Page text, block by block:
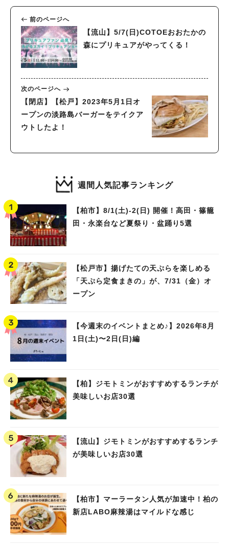
前のページへ
【流山】5/7(日)COTOEおおたかの
森にプリキュアがやってくる！
次のページへ
【閉店】【松戸】2023年5月1日オ
ープンの淡路島バーガーをテイクア
ウトしたよ！
週間人気記事ランキング
【柏市】8/1(土)‐2(日) 開催！高田・篠籠
田・永楽台など夏祭り・盆踊り5選
【松戸市】揚げたての天ぷらを楽しめる
「天ぷら定食まきの」が、7/31（金）オ
ープン
【今週末のイベントまとめ♪】2026年8月
1日(土)〜2日(日)編
【柏】ジモトミンがおすすめするランチが
美味しいお店30選
【流山】ジモトミンがおすすめするランチ
が美味しいお店30選
【柏市】マーラータン人気が加速中！柏の
新店LABO麻辣湯はマイルドな感じ